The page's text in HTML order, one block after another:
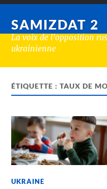
SAMIZDAT 2
La voix de l'opposition
ukrainienne
ÉTIQUETTE :TAUX DE
UKRAINE